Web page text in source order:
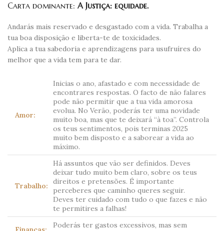
Carta dominante: A Justiça: equidade.
Andarás mais reservado e desgastado com a vida. Trabalha a
tua boa disposição e liberta-te de toxicidades.
Aplica a tua sabedoria e aprendizagens para usufruíres do
melhor que a vida tem para te dar.
Amor:
Inicias o ano, afastado e com necessidade de
encontrares respostas. O facto de não falares
pode não permitir que a tua vida amorosa
evolua. No Verão, poderás ter uma novidade
muito boa, mas que te deixará “à toa”. Controla
os teus sentimentos, pois terminas 2025
muito bem disposto e a saborear a vida ao
máximo.
Trabalho:
Há assuntos que vão ser definidos. Deves
deixar tudo muito bem claro, sobre os teus
direitos e pretensões. É importante
perceberes que caminho queres seguir.
Deves ter cuidado com tudo o que fazes e não
te permitires a falhas!
Poderás ter gastos excessivos, mas sem